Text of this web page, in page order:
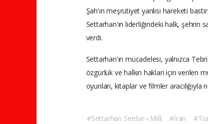
Şah'ın meşrutiyet yanlısı hareketi
Settarhan'ın liderliğindeki halk, şehrin
verdi.
Settarhan'ın mücadelesi, yalnızca
özgürlük ve halkın hakları için verilen
oyunları, kitaplar ve filmler aracılığıyla
#Settarhan Serdar-ı Milli #İran